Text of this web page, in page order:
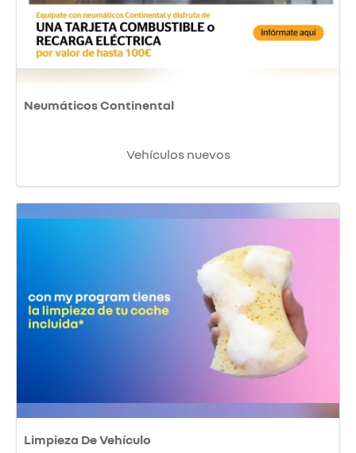
Neumáticos Continental
Vehículos nuevos
Limpieza De Vehículo